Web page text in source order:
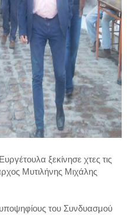
ξεκίνησε χτες τις
Μυτιλήνης Μιχάλης
του Συνδυασμού